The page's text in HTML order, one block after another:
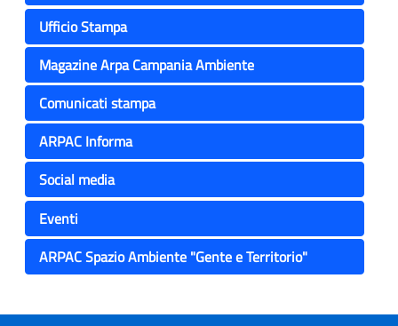
Ufficio Stampa
Magazine Arpa Campania Ambiente
Comunicati stampa
ARPAC Informa
Social media
Eventi
ARPAC Spazio Ambiente "Gente e Territorio"